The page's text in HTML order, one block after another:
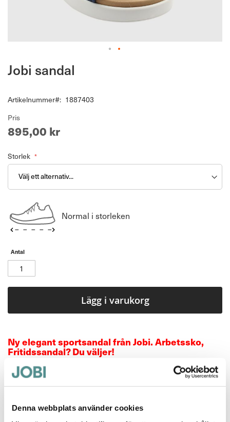
Denna webbplats använder cookies
Jobi sandal
Artikelnummer
1887403
Pris
895,00 kr
Storlek
Normal i storleken
Antal
Lägg i varukorg
Ny elegant sportsandal från Jobi. Arbetssko,
Fritidssandal? Du väljer!
Med sin anatomiska innersula
dämpar och avlastar
sandalen rygg och knän under långa arbetspass, och
till
bildgalleriet